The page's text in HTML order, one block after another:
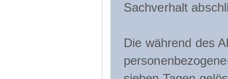
Sachverhalt
Die während des